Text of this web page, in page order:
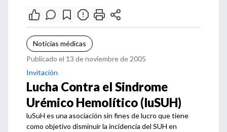
Noticias médicas
Publicado el 13 de noviembre de 2005
Invitación
Lucha Contra el Sindrome
Urémico Hemolítico (luSUH)
luSuH es una asociación sin fines de lucro que tiene
como objetivo disminuir la incidencia del SUH en